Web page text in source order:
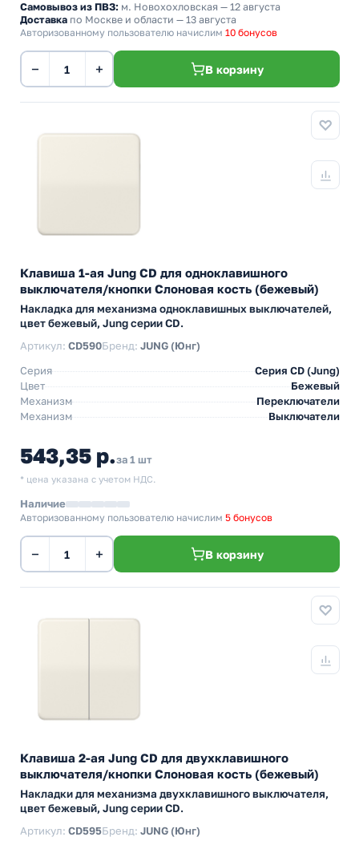
Самовывоз из ПВЗ: м. Новохохловская — 12 августа
Доставка по Москве и области — 13 августа
Авторизованному пользователю начислим 10 бонусов
− + В корзину
Клавиша 1-ая Jung CD для одноклавишного
выключателя/кнопки Слоновая кость (бежевый)
Накладка для механизма одноклавишных выключателей,
цвет бежевый, Jung серии CD.
Артикул: CD590Бренд: JUNG (Юнг)
Серия
Серия CD (Jung)
Цвет
Бежевый
Механизм
Переключатели
Механизм
Выключатели
543,35 р.за 1 шт
* цена указана с учетом НДС.
Наличие
Авторизованному пользователю начислим 5 бонусов
− + В корзину
Клавиша 2-ая Jung CD для двухклавишного
выключателя/кнопки Слоновая кость (бежевый)
Накладки для механизма двухклавишного выключателя,
цвет бежевый, Jung серии CD.
Артикул: CD595Бренд: JUNG (Юнг)